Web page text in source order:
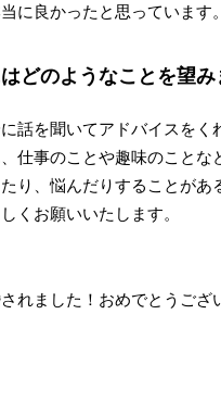
に良かったと思っています。
どのようなことを望み
話を聞いてアドバイスをく
仕事のことや趣味のこと
り、悩んだりすることが
くお願いいたします。
れました！おめでとうござ